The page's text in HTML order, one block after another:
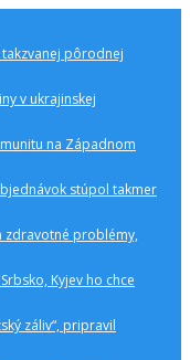
pôrodnej
v ukrajinskej
na Západnom
stúpol takmer
zdravotné problémy,
Kyjev ho chce
záliv“, pripravil